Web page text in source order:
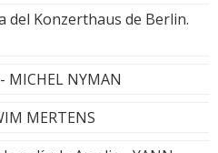
del Konzerthaus de Berlin.
NYMAN
MERTENS